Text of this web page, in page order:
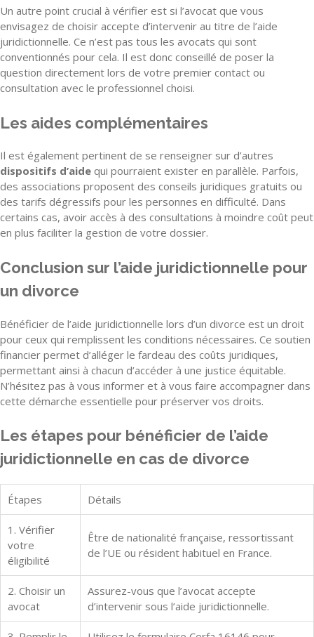
Un autre point crucial à vérifier est si l’avocat que vous
envisagez de choisir accepte d’intervenir au titre de l’aide
juridictionnelle. Ce n’est pas tous les avocats qui sont
conventionnés pour cela. Il est donc conseillé de poser la
question directement lors de votre premier contact ou
consultation avec le professionnel choisi.
Les aides complémentaires
Il est également pertinent de se renseigner sur d’autres
dispositifs d’aide qui pourraient exister en parallèle. Parfois,
des associations proposent des conseils juridiques gratuits ou
des tarifs dégressifs pour les personnes en difficulté. Dans
certains cas, avoir accès à des consultations à moindre coût peut
en plus faciliter la gestion de votre dossier.
Conclusion sur l’aide juridictionnelle pour
un divorce
Bénéficier de l’aide juridictionnelle lors d’un divorce est un droit
pour ceux qui remplissent les conditions nécessaires. Ce soutien
financier permet d’alléger le fardeau des coûts juridiques,
permettant ainsi à chacun d’accéder à une justice équitable.
N’hésitez pas à vous informer et à vous faire accompagner dans
cette démarche essentielle pour préserver vos droits.
Les étapes pour bénéficier de l’aide
juridictionnelle en cas de divorce
Étapes Détails
1. Vérifier
votre
éligibilité
Être de nationalité française, ressortissant
de l’UE ou résident habituel en France.
2. Choisir un
avocat
Assurez-vous que l’avocat accepte
d’intervenir sous l’aide juridictionnelle.